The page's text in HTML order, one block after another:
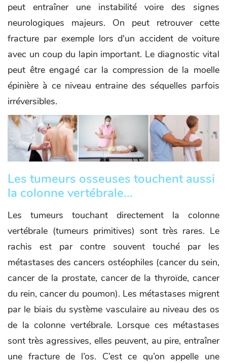
peut entraîner une instabilité voire des signes
neurologiques majeurs. On peut retrouver cette
fracture par exemple lors d'un accident de voiture
avec un coup du lapin important. Le diagnostic vital
peut être engagé car la compression de la moelle
épinière à ce niveau entraine des séquelles parfois
irréversibles.
Les tumeurs osseuses touchent aussi
la colonne vertébrale...
Les tumeurs touchant directement la colonne
vertébrale (tumeurs primitives) sont très rares. Le
rachis est par contre souvent touché par les
métastases des cancers ostéophiles (cancer du sein,
cancer de la prostate, cancer de la thyroïde, cancer
du rein, cancer du poumon). Les métastases migrent
par le biais du système vasculaire au niveau des os
de la colonne vertébrale. Lorsque ces métastases
sont très agressives, elles peuvent, au pire, entraîner
une fracture de l’os. C’est ce qu’on appelle une